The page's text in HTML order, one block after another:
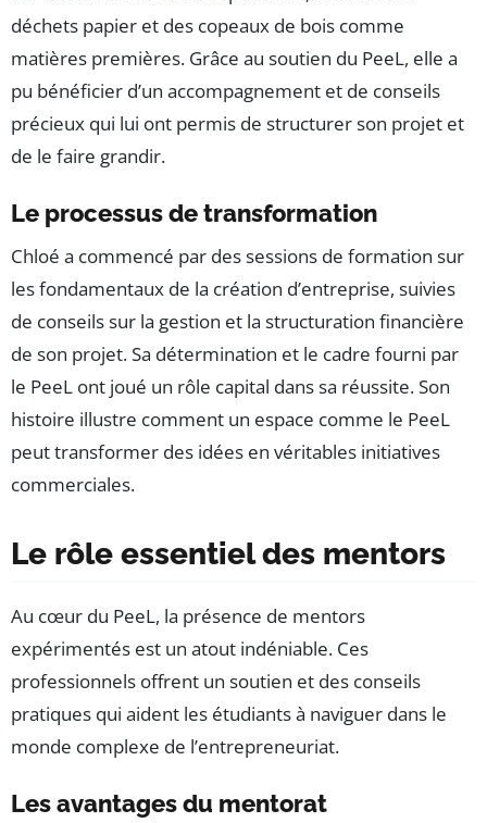
déchets papier et des copeaux de bois comme
matières premières. Grâce au soutien du PeeL, elle a
pu bénéficier d’un accompagnement et de conseils
précieux qui lui ont permis de structurer son projet et
de le faire grandir.
Le processus de transformation
Chloé a commencé par des sessions de formation sur
les fondamentaux de la création d’entreprise, suivies
de conseils sur la gestion et la structuration financière
de son projet. Sa détermination et le cadre fourni par
le PeeL ont joué un rôle capital dans sa réussite. Son
histoire illustre comment un espace comme le PeeL
peut transformer des idées en véritables initiatives
commerciales.
Le rôle essentiel des mentors
Au cœur du PeeL, la présence de mentors
expérimentés est un atout indéniable. Ces
professionnels offrent un soutien et des conseils
pratiques qui aident les étudiants à naviguer dans le
monde complexe de l’entrepreneuriat.
Les avantages du mentorat